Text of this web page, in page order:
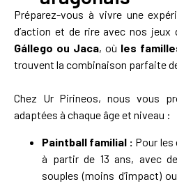
Préparez-vous à vivre une
d’action et de rire avec nos jeux
Gállego ou Jaca, où les
trouvent la combinaison parfaite
Chez Ur Pirineos, nous vous
adaptées à chaque âge et niveau :
Paintball familial : Pour
à partir de 13 ans, avec
souples (moins d’impact)